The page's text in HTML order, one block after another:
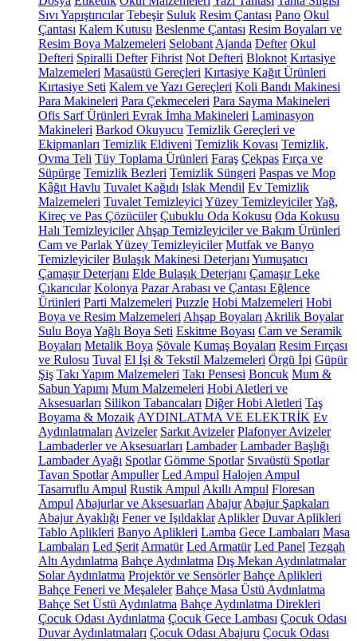
Sıvı Yapıştırıcılar Tebeşir Suluk Resim Çantası Pano Okul
Çantası Kalem Kutusu Beslenme Çantası Resim Boyaları ve
Resim Boya Malzemeleri Selobant Ajanda Defter Okul
Defteri Spiralli Defter Fihrist Not Defteri Bloknot Kırtasiye
Malzemeleri Masaüstü Gereçleri Kırtasiye Kağıt Ürünleri
Kırtasiye Seti Kalem ve Yazı Gereçleri Koli Bandı Makinesi
Para Makineleri Para Çekmeceleri Para Sayma Makineleri
Ofis Sarf Ürünleri Evrak İmha Makineleri Laminasyon
Makineleri Barkod Okuyucu Temizlik Gereçleri ve
Ekipmanları Temizlik Eldiveni Temizlik Kovası Temizlik,
Ovma Teli Tüy Toplama Ürünleri Faraş Çekpas Fırça ve
Süpürge Temizlik Bezleri Temizlik Süngeri Paspas ve Mop
Kâğıt Havlu Tuvalet Kağıdı Islak Mendil Ev Temizlik
Malzemeleri Tuvalet Temizleyici Yüzey TemizleyicilerYağ,
Kireç ve Pas Çözücüler Çubuklu Oda Kokusu Oda Kokusu
Halı Temizleyiciler Ahşap Temizleyiciler ve Bakım Ürünleri
Cam ve Parlak Yüzey Temizleyiciler Mutfak ve Banyo
Temizleyiciler Bulaşık Makinesi Deterjanı Yumuşatıcı
Çamaşır Deterjanı Elde Bulaşık Deterjanı Çamaşır Leke
Çıkarıcılar Kolonya Pazar Arabası ve Çantası Eğlence
Ürünleri Parti Malzemeleri Puzzle Hobi Malzemeleri Hobi
Boya ve Resim Malzemeleri Ahşap Boyaları Akrilik Boyalar
Sulu Boya Yağlı Boya Seti Eskitme Boyası Cam ve Seramik
Boyaları Metalik Boya Şövale Kumaş Boyaları Resim Fırçası
ve Rulosu Tuval El İşi & Tekstil Malzemeleri Örgü İpi Güpür
Şiş Takı Yapım Malzemeleri Takı Pensesi Boncuk Mum &
Sabun Yapımı Mum Malzemeleri Hobi Aletleri ve
Aksesuarları Silikon Tabancaları Diğer Hobi Aletleri Taş
Boyama & Mozaik AYDINLATMA VE ELEKTRİK Ev
Aydınlatmaları Avizeler Sarkıt Avizeler Plafonyer Avizeler
Lambaderler ve Aksesuarları Lambader Lambader Başlığı
Lambader Ayağı Spotlar Gömme Spotlar Sıvaüstü Spotlar
Tavan Spotlar Ampuller Led Ampul Halojen Ampul
Tasarruflu Ampul Rustik Ampul Akıllı Ampul Floresan
Ampul Abajurlar ve Aksesuarları Abajur Abajur Şapkaları
Abajur Ayaklığı Fener ve Işıldaklar Aplikler Duvar Aplikleri
Tablo Aplikleri Banyo Aplikleri Lamba Gece Lambaları Masa
Lambaları Led Şerit Armatür Led Armatür Led Panel Tezgah
Altı Aydınlatma Bahçe Aydınlatma Dış Mekan Aydınlatmalar
Solar Aydınlatma Projektör ve Sensörler Bahçe Aplikleri
Bahçe Feneri ve Meşaleler Bahçe Masa Üstü Aydınlatma
Bahçe Set Üstü Aydınlatma Bahçe Aydınlatma Direkleri
Çocuk Odası Aydınlatma Çocuk Gece Lambası Çocuk Odası
Duvar Aydınlatmaları Çocuk Odası Abajuru Çocuk Odası